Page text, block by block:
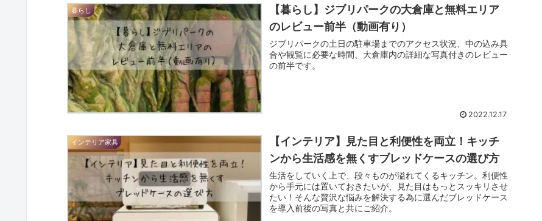
暮らし
【暮らし】ジブリパークの大倉庫と無料エリア
のレビュー前半（動画有り）
ジブリパークの土日の駐車場までのアクセス状況、中の込み具
合や観覧に必要な時間、大倉庫内の詳細な写真付きのレビュー
の前半です。
2022.12.17
インテリア家具
【インテリア】見た目と利便性を両立！キッチ
ンから生活感を無くすブレッドケースの選び方
生活をしていく上で、段々ものが溢れてくるキッチン。利便性
から手元には置いておきたいが、見た目はもっとスッキリさせ
たい！そんな贅沢な悩みを解決する為に選んだブレッドケース
を導入前後の写真と共にご紹介。